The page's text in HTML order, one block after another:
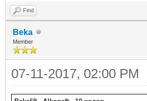
Find
Beka
Member
07-11-2017, 02:00 PM